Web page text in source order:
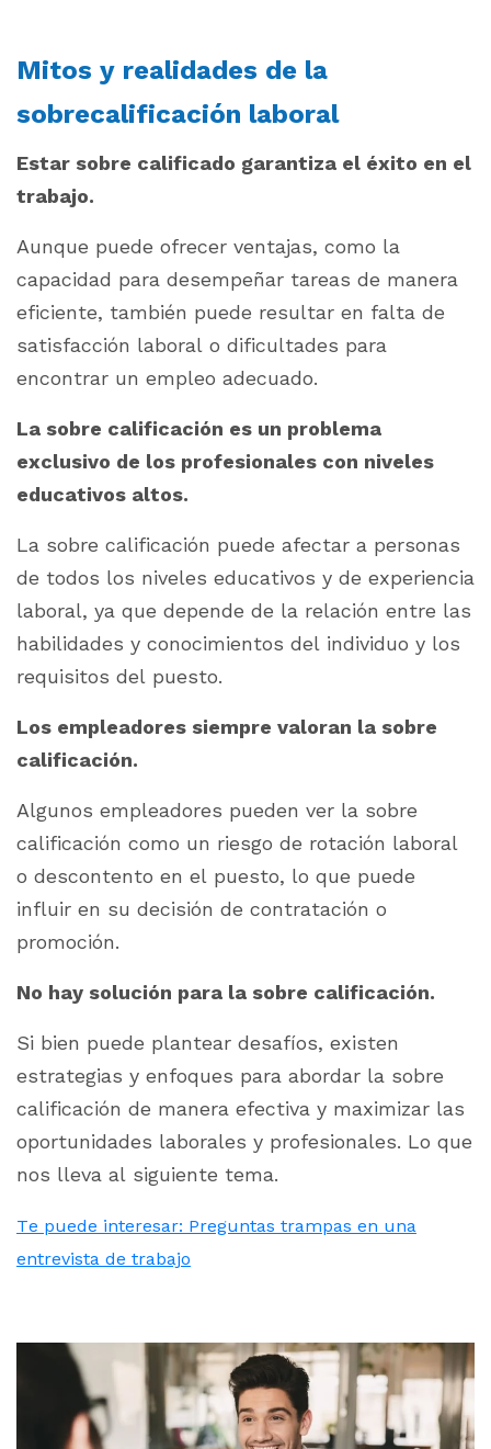
Mitos y realidades de la
sobrecalificación laboral
Estar sobre calificado garantiza el éxito en el
trabajo.
Aunque puede ofrecer ventajas, como la
capacidad para desempeñar tareas de manera
eficiente, también puede resultar en falta de
satisfacción laboral o dificultades para
encontrar un empleo adecuado.
La sobre calificación es un problema
exclusivo de los profesionales con niveles
educativos altos.
La sobre calificación puede afectar a personas
de todos los niveles educativos y de experiencia
laboral, ya que depende de la relación entre las
habilidades y conocimientos del individuo y los
requisitos del puesto.
Los empleadores siempre valoran la sobre
calificación.
Algunos empleadores pueden ver la sobre
calificación como un riesgo de rotación laboral
o descontento en el puesto, lo que puede
influir en su decisión de contratación o
promoción.
No hay solución para la sobre calificación.
Si bien puede plantear desafíos, existen
estrategias y enfoques para abordar la sobre
calificación de manera efectiva y maximizar las
oportunidades laborales y profesionales. Lo que
nos lleva al siguiente tema.
Te puede interesar: Preguntas trampas en una
entrevista de trabajo